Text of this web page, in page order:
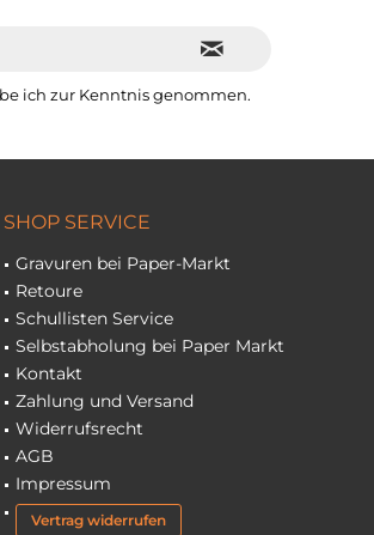
ich zur Kenntnis genommen.
SHOP SERVICE
Gravuren bei Paper-Markt
Retoure
Schullisten Service
Selbstabholung bei Paper Markt
Kontakt
Zahlung und Versand
Widerrufsrecht
AGB
Impressum
Vertrag widerrufen